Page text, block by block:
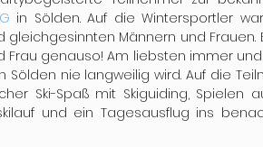
in Sölden. Auf die Wintersportler
gleichgesinnten Männern und Frauen.
Frau genauso! Am liebsten immer
nie langweilig wird. Auf die
Ski-Spaß mit Skiguiding, Spielen
und ein Tagesausflug ins